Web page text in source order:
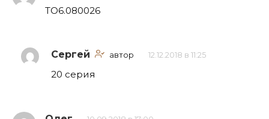
TO6.080026
Сергей автор 12.12.2018 в 11:25
20 серия